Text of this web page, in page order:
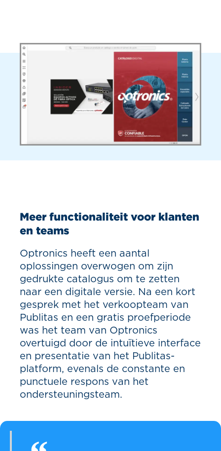
Meer functionaliteit voor klanten
en teams
Optronics heeft een aantal
oplossingen overwogen om zijn
gedrukte catalogus om te zetten
naar een digitale versie. Na een kort
gesprek met het verkoopteam van
Publitas en een gratis proefperiode
was het team van Optronics
overtuigd door de intuïtieve interface
en presentatie van het Publitas-
platform, evenals de constante en
punctuele respons van het
ondersteuningsteam.